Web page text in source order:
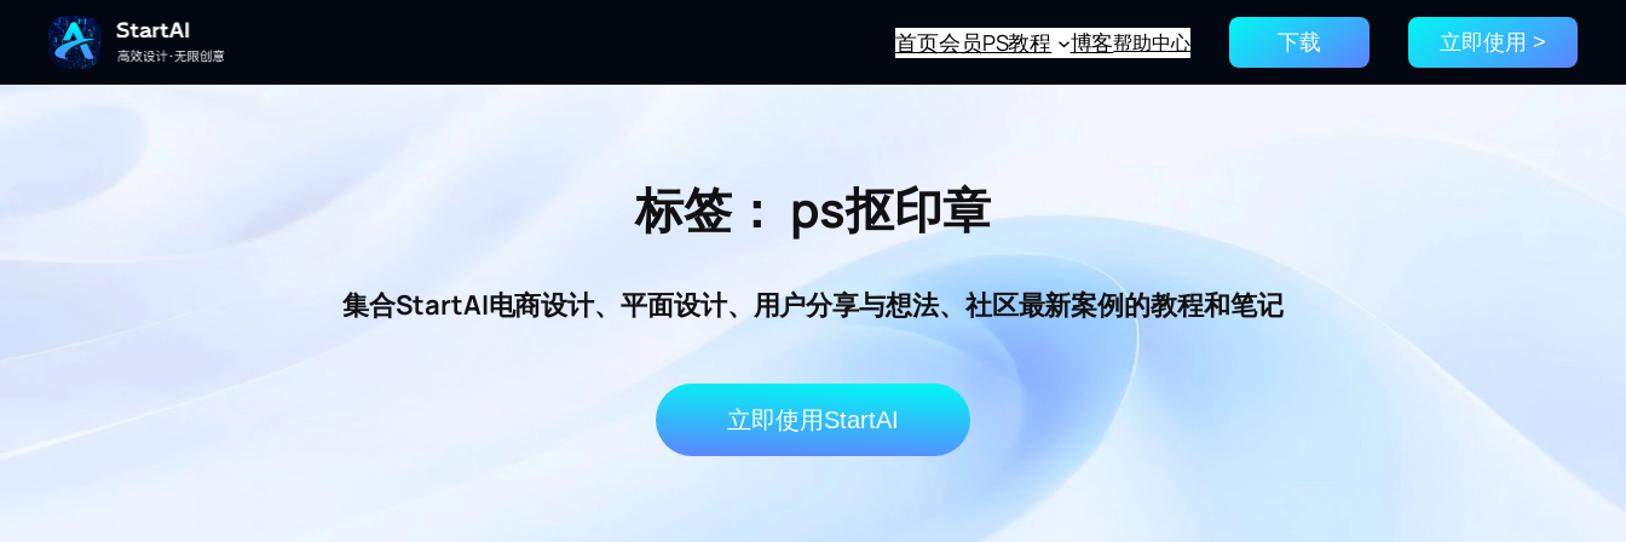
首页会员PS教程 博客帮助中心 下载 立即使用 >
标签： ps抠印章
集合StartAI电商设计、平面设计、用户分享与想法、社区最新案例的教程和笔记
立即使用StartAI